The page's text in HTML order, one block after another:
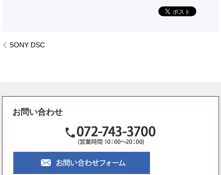
SONY DSC
お問い合わせ